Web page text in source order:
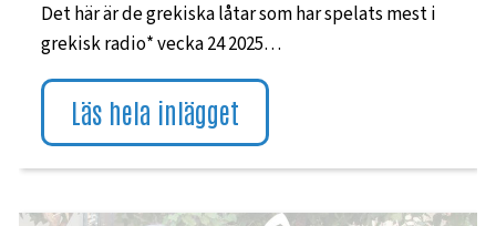
Det här är de grekiska låtar som har spelats mest i
grekisk radio* vecka 24 2025…
Läs hela inlägget